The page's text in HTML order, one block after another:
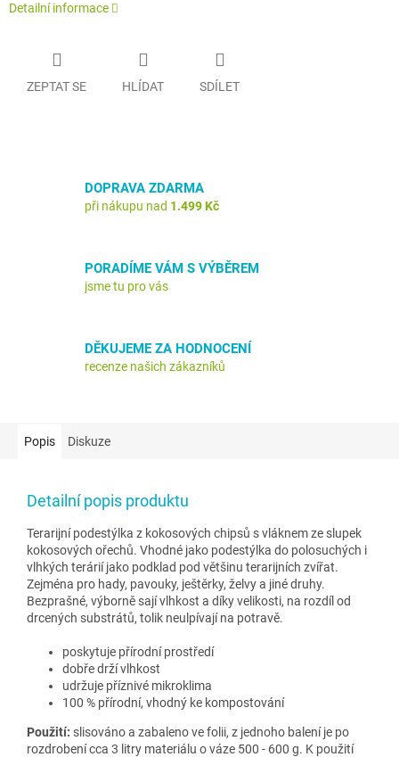
Detailní informace
ZEPTAT SE HLÍDAT SDÍLET
DOPRAVA ZDARMA
při nákupu nad 1.499 Kč
PORADÍME VÁM S VÝBĚREM
jsme tu pro vás
DĚKUJEME ZA HODNOCENÍ
recenze našich zákazníků
Popis Diskuze
Detailní popis produktu
Terarijní podestýlka z kokosových chipsů s vláknem ze slupek
kokosových ořechů. Vhodné jako podestýlka do polosuchých i
vlhkých terárií jako podklad pod většinu terarijních zvířat.
Zejména pro hady, pavouky, ještěrky, želvy a jiné druhy.
Bezprašné, výborně sají vlhkost a díky velikosti, na rozdíl od
drcených substrátů, tolik neulpívají na potravě.
poskytuje přírodní prostředí
dobře drží vlhkost
udržuje příznivé mikroklima
100 % přírodní, vhodný ke kompostování
Použití: slisováno a zabaleno ve folii, z jednoho balení je po
rozdrobení cca 3 litry materiálu o váze 500 - 600 g. K použití